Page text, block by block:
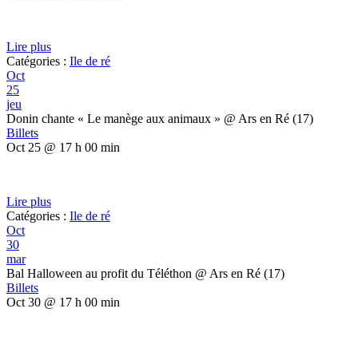
Lire plus
Catégories : Ile de ré
Oct
25
jeu
Donin chante « Le manège aux animaux » @ Ars en Ré (17)
Billets
Oct 25 @ 17 h 00 min
Lire plus
Catégories : Ile de ré
Oct
30
mar
Bal Halloween au profit du Téléthon @ Ars en Ré (17)
Billets
Oct 30 @ 17 h 00 min